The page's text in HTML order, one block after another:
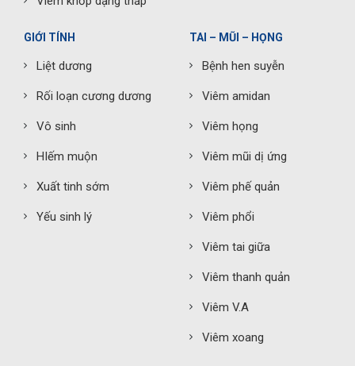
GIỚI TÍNH
Liệt dương
Rối loạn cương dương
Vô sinh
HIếm muộn
Xuất tinh sớm
Yếu sinh lý
TAI – MŨI – HỌNG
Bệnh hen suyễn
Viêm amidan
Viêm họng
Viêm mũi dị ứng
Viêm phế quản
Viêm phổi
Viêm tai giữa
Viêm thanh quản
Viêm V.A
Viêm xoang